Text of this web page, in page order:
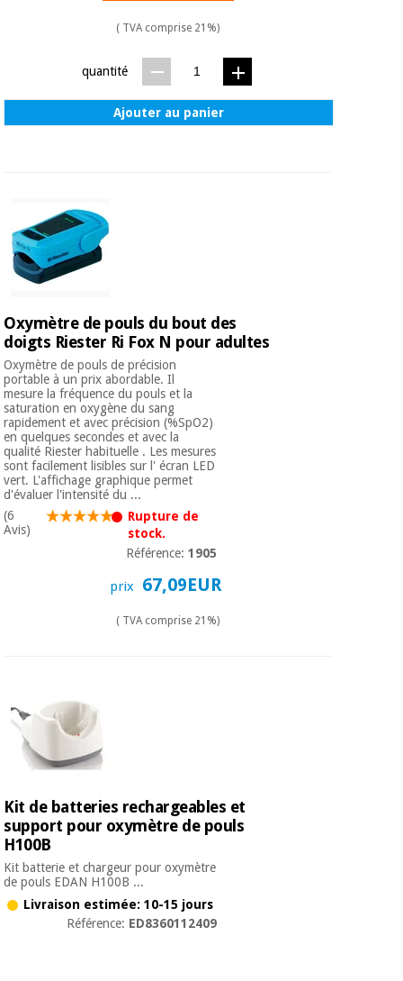
Instruments
et
Vétérinaire
Instruments
chirurgicaux
(déstockage)
( TVA comprise 21%)
quantité
Ajouter au panier
Oxymètre de pouls du bout des
doigts Riester Ri Fox N pour adultes
Oxymètre de pouls de précision
portable à un prix abordable. Il
mesure la fréquence du pouls et la
saturation en oxygène du sang
rapidement et avec précision (%SpO2)
en quelques secondes et avec la
qualité Riester habituelle . Les mesures
sont facilement lisibles sur l' écran LED
vert. L'affichage graphique permet
d'évaluer l'intensité du ...
(6
Avis)
Rupture de
stock.
Référence:1905
prix 67,09EUR
( TVA comprise 21%)
Kit de batteries rechargeables et
support pour oxymètre de pouls
H100B
Kit batterie et chargeur pour oxymètre
de pouls EDAN H100B ...
Livraison estimée: 10-15 jours
Référence: ED8360112409